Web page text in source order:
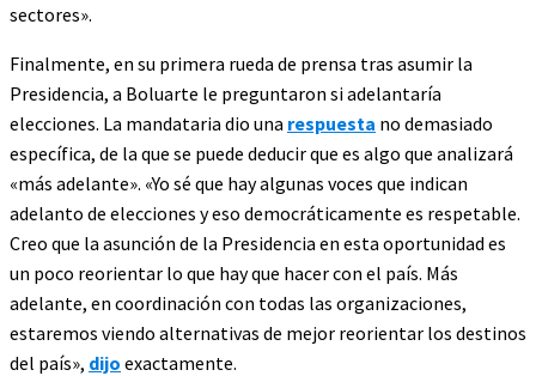
sectores».
Finalmente, en su primera rueda de prensa tras asumir la
Presidencia, a Boluarte le preguntaron si adelantaría
elecciones. La mandataria dio una respuesta no demasiado
específica, de la que se puede deducir que es algo que analizará
«más adelante». «Yo sé que hay algunas voces que indican
adelanto de elecciones y eso democráticamente es respetable.
Creo que la asunción de la Presidencia en esta oportunidad es
un poco reorientar lo que hay que hacer con el país. Más
adelante, en coordinación con todas las organizaciones,
estaremos viendo alternativas de mejor reorientar los destinos
del país», dijo exactamente.